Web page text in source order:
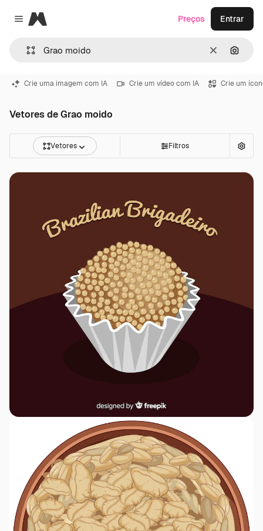
Close menu
Magnific
Limpar
Preços Entrar
Crie uma imagem com IA Crie um vídeo com IA Crie um
Vetores de Grao moido
Vetores Filtros